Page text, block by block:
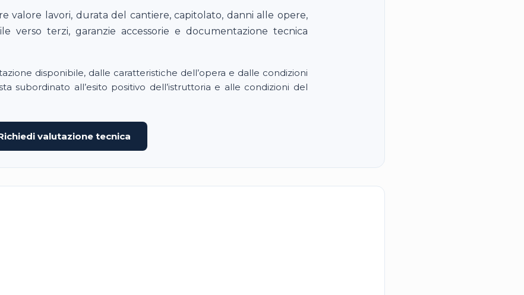
valore lavori, durata del cantiere, capitolato, danni alle opere,
verso terzi, garanzie accessorie e documentazione tecnica
disponibile, dalle caratteristiche dell’opera e dalle condizioni
subordinato all’esito positivo dell’istruttoria e alle condizioni del
valutazione tecnica